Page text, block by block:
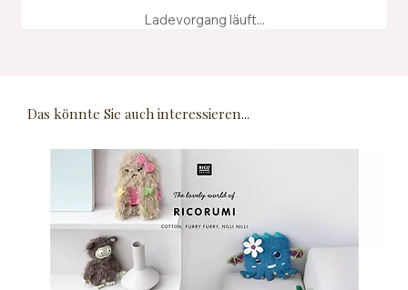
Ladevorgang läuft...
Das könnte Sie auch interessieren...